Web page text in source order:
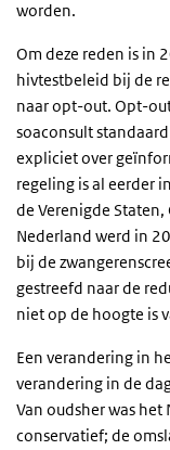
worden.
Om deze reden is in
hivtestbeleid bij de
naar opt-out. Opt-
soaconsult
expliciet over
regeling is al eerder
de Verenigde
Nederland werd in
bij de
gestreefd naar de
niet op de hoogte is
Een verandering in
verandering in de
Van oudsher was
conservatief; de